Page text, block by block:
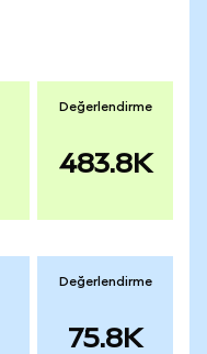
Değerlendirme
483.8K
Değerlendirme
75.8K